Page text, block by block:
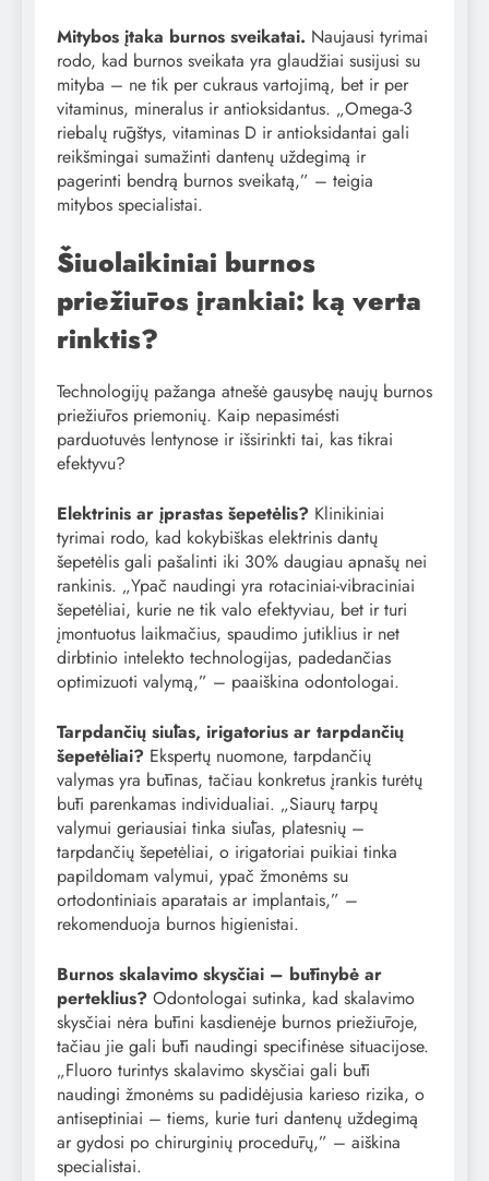
Mitybos įtaka burnos sveikatai. Naujausi tyrimai
rodo, kad burnos sveikata yra glaudžiai susijusi su
mityba – ne tik per cukraus vartojimą, bet ir per
vitaminus, mineralus ir antioksidantus. „Omega-3
riebalų rūgštys, vitaminas D ir antioksidantai gali
reikšmingai sumažinti dantenų uždegimą ir
pagerinti bendrą burnos sveikatą,” – teigia
mitybos specialistai.
Šiuolaikiniai burnos
priežiūros įrankiai: ką verta
rinktis?
Technologijų pažanga atnešė gausybę naujų burnos
priežiūros priemonių. Kaip nepasimésti
parduotuvės lentynose ir išsirinkti tai, kas tikrai
efektyvu?
Elektrinis ar įprastas šepetėlis? Klinikiniai
tyrimai rodo, kad kokybiškas elektrinis dantų
šepetėlis gali pašalinti iki 30% daugiau apnašų nei
rankinis. „Ypač naudingi yra rotaciniai-vibraciniai
šepetėliai, kurie ne tik valo efektyviau, bet ir turi
įmontuotus laikmačius, spaudimo jutiklius ir net
dirbtinio intelekto technologijas, padedančias
optimizuoti valymą,” – paaiškina odontologai.
Tarpdančių siūlas, irigatorius ar tarpdančių
šepetėliai? Ekspertų nuomone, tarpdančių
valymas yra būtinas, tačiau konkretus įrankis turėtų
būti parenkamas individualiai. „Siaurų tarpų
valymui geriausiai tinka siūlas, platesnių –
tarpdančių šepetėliai, o irigatoriai puikiai tinka
papildomam valymui, ypač žmonėms su
ortodontiniais aparatais ar implantais,” –
rekomenduoja burnos higienistai.
Burnos skalavimo skysčiai – būtinybė ar
perteklius? Odontologai sutinka, kad skalavimo
skysčiai nėra būtini kasdienėje burnos priežiūroje,
tačiau jie gali būti naudingi specifinėse situacijose.
„Fluoro turintys skalavimo skysčiai gali būti
naudingi žmonėms su padidėjusia karieso rizika, o
antiseptiniai – tiems, kurie turi dantenų uždegimą
ar gydosi po chirurginių procedūrų,” – aiškina
specialistai.